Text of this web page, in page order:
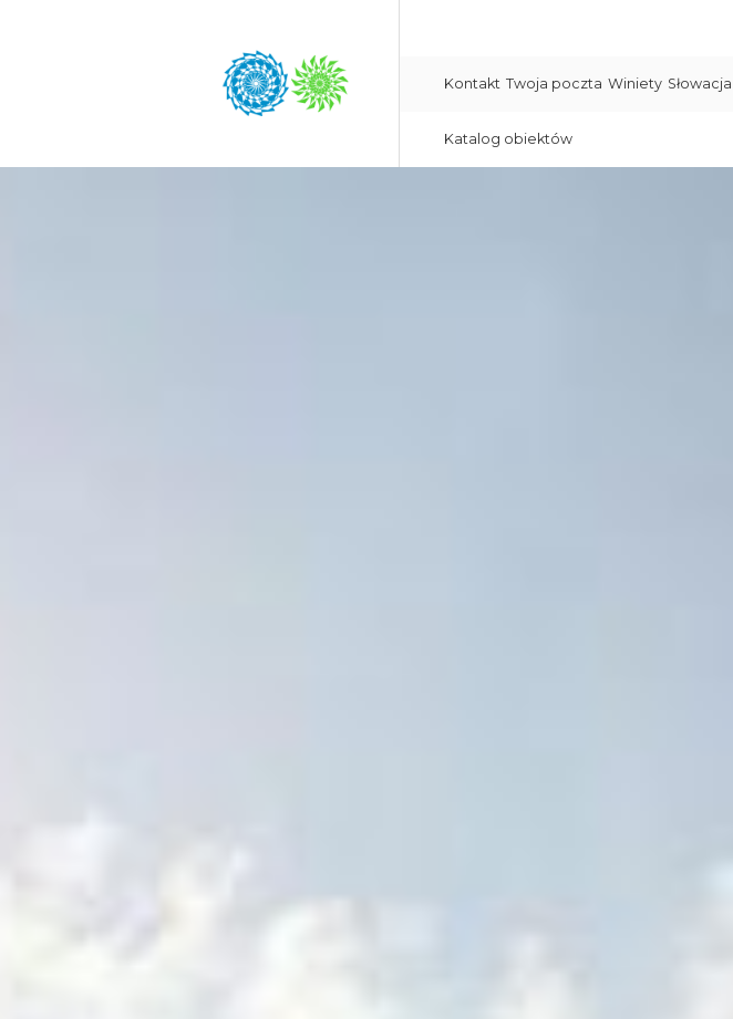
Kontakt Twoja poczta Winiety Słowacja
Katalog obiektów